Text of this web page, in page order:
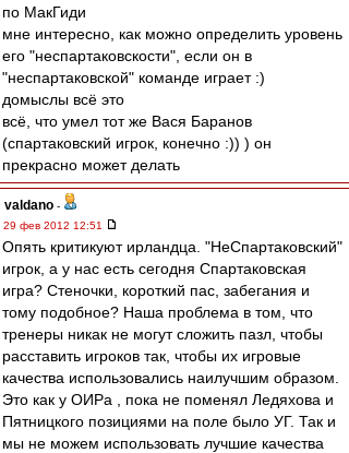
по МакГиди
мне интересно, как можно определить уровень
его "неспартаковскости", если он в
"неспартаковской" команде играет :)
домыслы всё это
всё, что умел тот же Вася Баранов
(спартаковский игрок, конечно :)) ) он
прекрасно может делать
valdano -
29 фев 2012 12:51
Опять критикуют ирландца. "НеСпартаковский"
игрок, а у нас есть сегодня Спартаковская
игра? Стеночки, короткий пас, забегания и
тому подобное? Наша проблема в том, что
тренеры никак не могут сложить пазл, чтобы
расставить игроков так, чтобы их игровые
качества использовались наилучшим образом.
Это как у ОИРа , пока не поменял Ледяхова и
Пятницкого позициями на поле было УГ. Так и
мы не можем использовать лучшие качества